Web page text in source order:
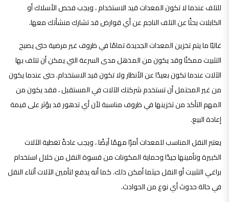
للتلف عندما لا تكون المعدات قيد الاستخدام ، ويجب فحص الأسلاك أو
الكابلات بحثًا عن التلف الناجم عن أي قوارض قد تشارك منشأتك معها.
غالبًا ما يتم تخزين المعدات الجديدة تمامًا في ظروف غير مرضية حتى يصبح
التثبيت ممكنًا وقد يكون من المذهل مدى السرعة التي يمكن أن تتلف بها
الآلات عندما تكون بعيدًا عن الأنظار ولا تكون قيد الاستخدام. حتى عندما يكون
من غير المحتمل أن تستخدم شركتك الآلات في المستقبل ، فقد يكون من
المهم التأكد من تخزينها في ظروف مناسبة لأن أي تدهور قد يؤثر على قيمة
إعادة البيع.
يعتبر النقل المناسب للمعدات أمرًا مهمًا أيضًا ، ويجب عادةً تغطية الآلات
الكبيرة وتأمينها جيدًا وحماية المكونات من قسوة النقل من خلال استخدام
براغي التثبيت أو النقل حيثما أمكن ذلك. كما أنه يدفع لتأمين الآلات أثناء النقل
في حالة حدوث أي نوع من الحوادث.